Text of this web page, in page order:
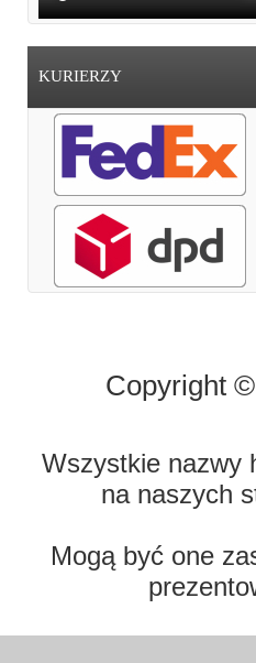
KURIERZY
Copyright
Wszystkie nazwy
na naszych
Mogą być one